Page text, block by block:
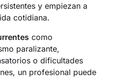
y empiezan a
cotidiana.
como
paralizante,
o dificultades
un profesional puede